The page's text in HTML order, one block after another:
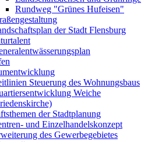
Rundweg "Grünes Hufeisen"
der Stadt Flensburg
Steuerung des Wohnungsbaus
Weiche
der Stadtplanung
und Einzelhandelskonzept
des Gewerbegebietes